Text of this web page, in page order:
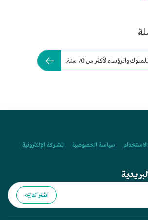
والرؤساء لأكثر من 70 سنة.
سياسة الخصوصية
المشاركة الإلكترونية
اشتراك